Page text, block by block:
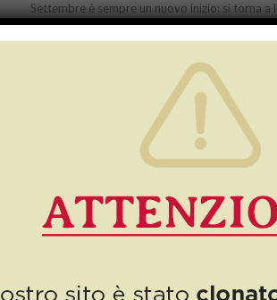
Settembre è sempre un nuovo inizio: si torna a
scuola, ci si prepara all’arrivo dell’autunno
Un mese di novità anche […]